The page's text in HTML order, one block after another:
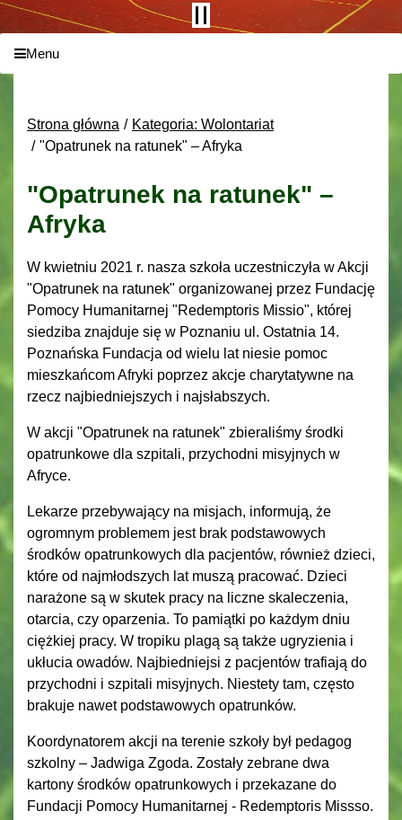
Menu
Strona główna
Kategoria: Wolontariat
"Opatrunek na ratunek" – Afryka
"Opatrunek na ratunek" –
Afryka
W kwietniu 2021 r. nasza szkoła uczestniczyła w Akcji
"Opatrunek na ratunek" organizowanej przez Fundację
Pomocy Humanitarnej "Redemptoris Missio", której
siedziba znajduje się w Poznaniu ul. Ostatnia 14.
Poznańska Fundacja od wielu lat niesie pomoc
mieszkańcom Afryki poprzez akcje charytatywne na
rzecz najbiedniejszych i najsłabszych.
W akcji "Opatrunek na ratunek" zbieraliśmy środki
opatrunkowe dla szpitali, przychodni misyjnych w
Afryce.
Lekarze przebywający na misjach, informują, że
ogromnym problemem jest brak podstawowych
środków opatrunkowych dla pacjentów, również dzieci,
które od najmłodszych lat muszą pracować. Dzieci
narażone są w skutek pracy na liczne skaleczenia,
otarcia, czy oparzenia. To pamiątki po każdym dniu
ciężkiej pracy. W tropiku plagą są także ugryzienia i
ukłucia owadów. Najbiedniejsi z pacjentów trafiają do
przychodni i szpitali misyjnych. Niestety tam, często
brakuje nawet podstawowych opatrunków.
Koordynatorem akcji na terenie szkoły był pedagog
szkolny – Jadwiga Zgoda. Zostały zebrane dwa
kartony środków opatrunkowych i przekazane do
Fundacji Pomocy Humanitarnej - Redemptoris Missso.